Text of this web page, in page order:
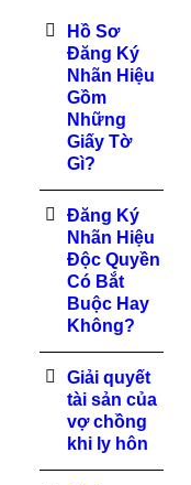
Hồ Sơ
Đăng Ký
Nhãn Hiệu
Gồm
Những
Giấy Tờ
Gì?
Đăng Ký
Nhãn Hiệu
Độc Quyền
Có Bắt
Buộc Hay
Không?
Giải quyết
tài sản của
vợ chồng
khi ly hôn